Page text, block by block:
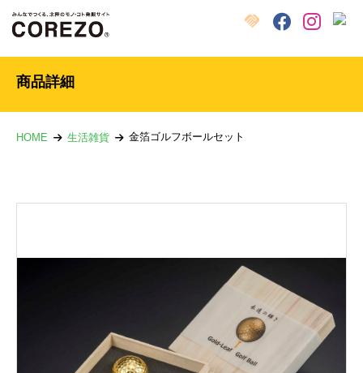
クラウドファンディング
FacebookInstagram
X
商品詳細
HOME 生活雑貨 金箔ゴルフボールセット